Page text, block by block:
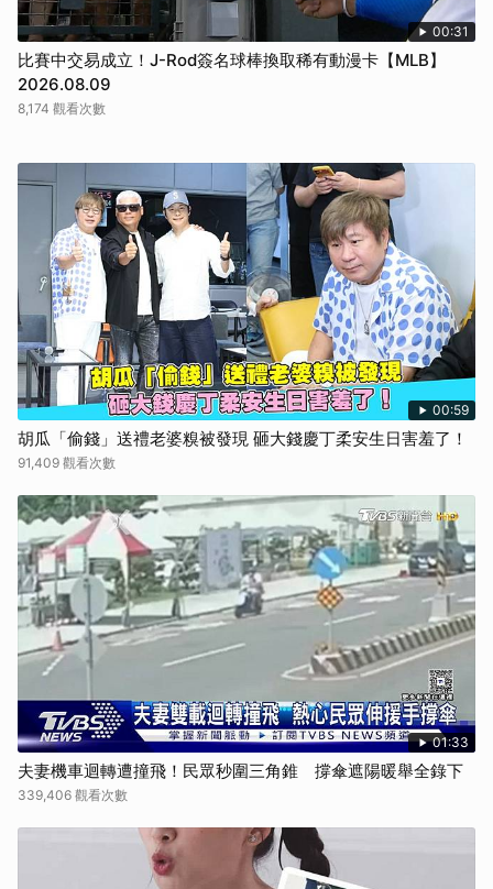
00:31
比賽中交易成立！J-Rod簽名球棒換取稀有動漫卡【MLB】
2026.08.09
8,174 觀看次數
00:59
胡瓜「偷錢」送禮老婆糗被發現 砸大錢慶丁柔安生日害羞了！
91,409 觀看次數
01:33
夫妻機車迴轉遭撞飛！民眾秒圍三角錐 撐傘遮陽暖舉全錄下
339,406 觀看次數